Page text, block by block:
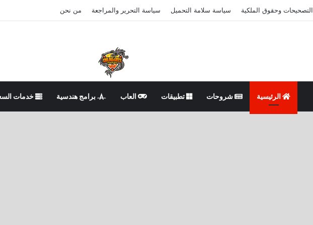
التصحيحات وحقوق الملكية سياسة سلامة التحميل سياسة التحرير والمراجعة من نحن
الرئيسية شروحات تطبيقات العاب برامج هندسية خدمات